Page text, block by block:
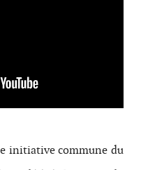
initiative commune du